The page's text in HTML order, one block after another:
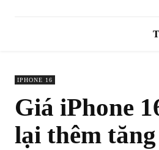
IPHONE 16
Giá iPhone
lại thêm tăng